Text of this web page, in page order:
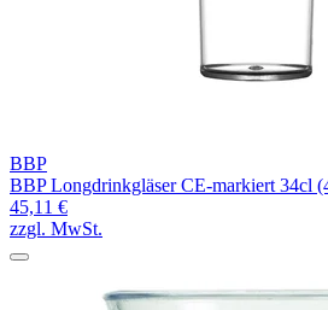
BBP
BBP Longdrinkgläser CE-markiert 34cl
45,11 €
zzgl. MwSt.